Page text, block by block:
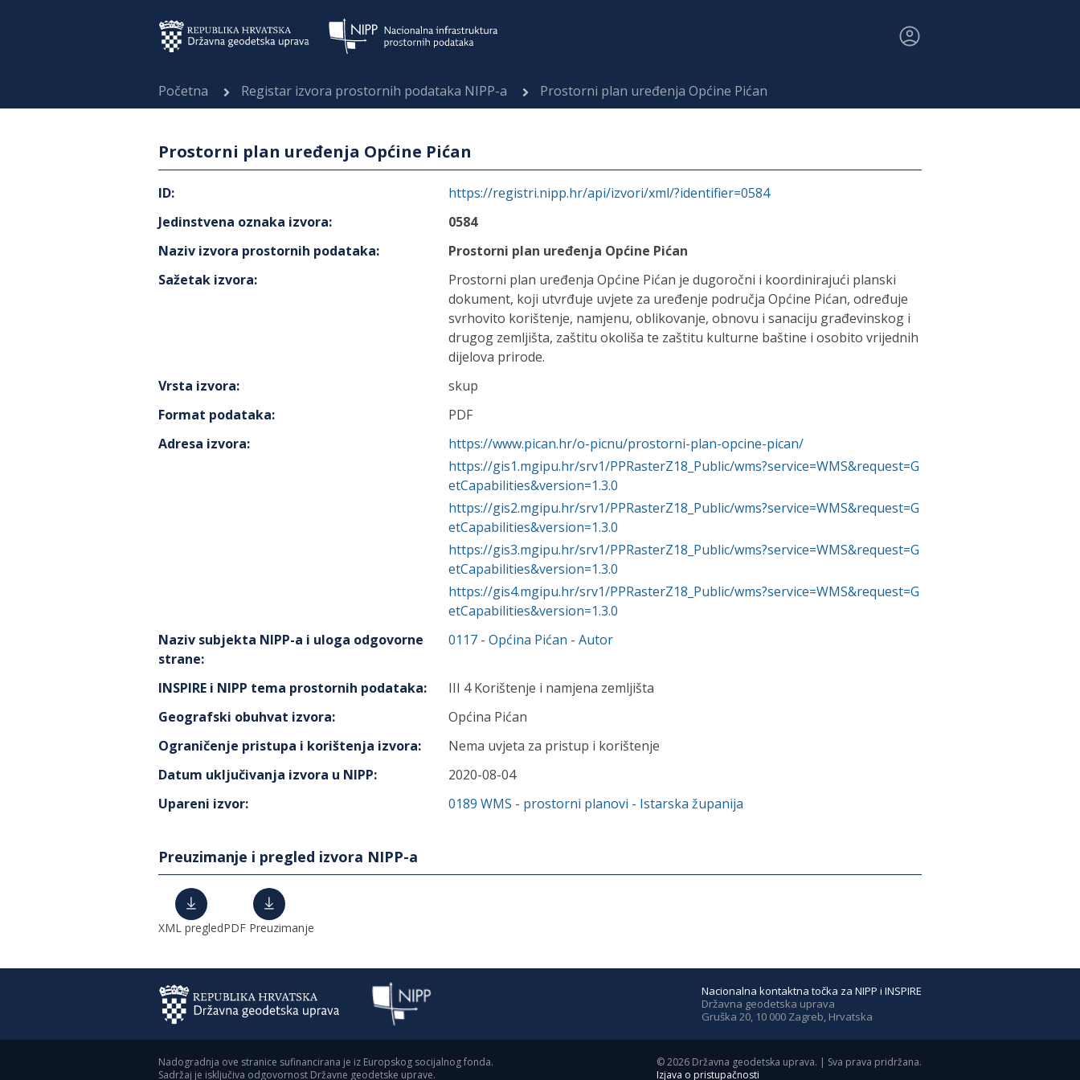
Početna Registar izvora prostornih podataka NIPP-a Prostorni plan uređenja Općine Pićan
Prostorni plan uređenja Općine Pićan
ID:
https://registri.nipp.hr/api/izvori/xml/?identifier=0584
Jedinstvena oznaka izvora:
0584
Naziv izvora prostornih podataka:
Prostorni plan uređenja Općine Pićan
Sažetak izvora:
Prostorni plan uređenja Općine Pićan je dugoročni i koordinirajući planski
dokument, koji utvrđuje uvjete za uređenje područja Općine Pićan, određuje
svrhovito korištenje, namjenu, oblikovanje, obnovu i sanaciju građevinskog i
drugog zemljišta, zaštitu okoliša te zaštitu kulturne baštine i osobito vrijednih
dijelova prirode.
Vrsta izvora:
skup
Format podataka:
PDF
Adresa izvora:
https://www.pican.hr/o-picnu/prostorni-plan-opcine-pican/
https://gis1.mgipu.hr/srv1/PPRasterZ18_Public/wms?service=WMS&request=G
etCapabilities&version=1.3.0
https://gis2.mgipu.hr/srv1/PPRasterZ18_Public/wms?service=WMS&request=G
etCapabilities&version=1.3.0
https://gis3.mgipu.hr/srv1/PPRasterZ18_Public/wms?service=WMS&request=G
etCapabilities&version=1.3.0
https://gis4.mgipu.hr/srv1/PPRasterZ18_Public/wms?service=WMS&request=G
etCapabilities&version=1.3.0
Naziv subjekta NIPP-a i uloga odgovorne
strane:
0117 - Općina Pićan - Autor
INSPIRE i NIPP tema prostornih podataka:
III 4 Korištenje i namjena zemljišta
Geografski obuhvat izvora:
Općina Pićan
Ograničenje pristupa i korištenja izvora:
Nema uvjeta za pristup i korištenje
Datum uključivanja izvora u NIPP:
2020-08-04
Upareni izvor: 0189 WMS - prostorni planovi - Istarska županija
Preuzimanje i pregled izvora NIPP-a
XML pregledPDF Preuzimanje
Nacionalna kontaktna točka za NIPP i INSPIRE
Državna geodetska uprava
Gruška 20, 10 000 Zagreb, Hrvatska
Nadogradnja ove stranice sufinancirana je iz Europskog socijalnog fonda.
Sadržaj je isključiva odgovornost Državne geodetske uprave.
©2026 Državna geodetska uprava. | Sva prava pridržana.
Izjava o pristupačnosti